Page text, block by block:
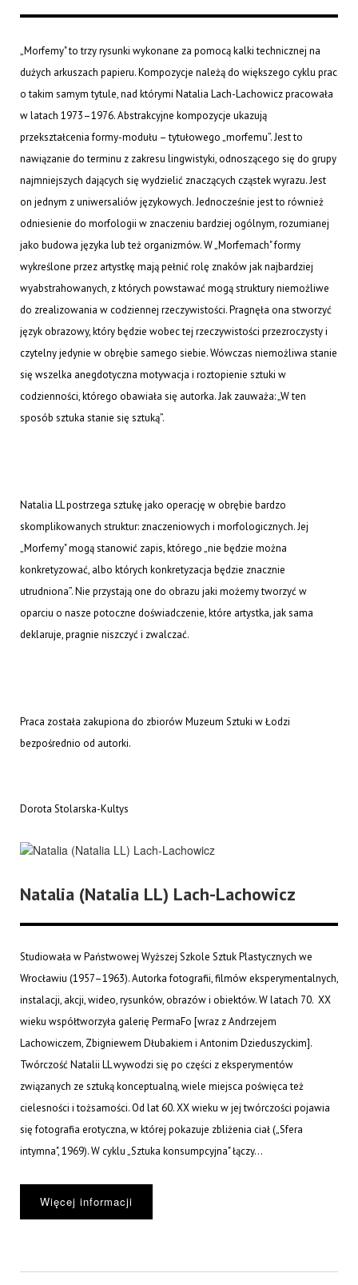
„Morfemy" to trzy rysunki wykonane za pomocą kalki technicznej na
dużych arkuszach papieru. Kompozycje należą do większego cyklu prac
o takim samym tytule, nad którymi Natalia Lach-Lachowicz pracowała
w latach 1973–1976. Abstrakcyjne kompozycje ukazują
przekształcenia formy-modułu – tytułowego „morfemu”. Jest to
nawiązanie do terminu z zakresu lingwistyki, odnoszącego się do grupy
najmniejszych dających się wydzielić znaczących cząstek wyrazu. Jest
on jednym z uniwersaliów językowych. Jednocześnie jest to również
odniesienie do morfologii w znaczeniu bardziej ogólnym, rozumianej
jako budowa języka lub też organizmów. W „Morfemach" formy
wykreślone przez artystkę mają pełnić rolę znaków jak najbardziej
wyabstrahowanych, z których powstawać mogą struktury niemożliwe
do zrealizowania w codziennej rzeczywistości. Pragnęła ona stworzyć
język obrazowy, który będzie wobec tej rzeczywistości przezroczysty i
czytelny jedynie w obrębie samego siebie. Wówczas niemożliwa stanie
się wszelka anegdotyczna motywacja i roztopienie sztuki w
codzienności, którego obawiała się autorka. Jak zauważa: „W ten
sposób sztuka stanie się sztuką”.
Natalia LL postrzega sztukę jako operację w obrębie bardzo
skomplikowanych struktur: znaczeniowych i morfologicznych. Jej
„Morfemy" mogą stanowić zapis, którego „nie będzie można
konkretyzować, albo których konkretyzacja będzie znacznie
utrudniona”. Nie przystają one do obrazu jaki możemy tworzyć w
oparciu o nasze potoczne doświadczenie, które artystka, jak sama
deklaruje, pragnie niszczyć i zwalczać.
Praca została zakupiona do zbiorów Muzeum Sztuki w Łodzi
bezpośrednio od autorki.
Dorota Stolarska-Kultys
Natalia (Natalia LL) Lach-Lachowicz
Studiowała w Państwowej Wyższej Szkole Sztuk Plastycznych we
Wrocławiu (1957–1963). Autorka fotografii, filmów eksperymentalnych,
instalacji, akcji, wideo, rysunków, obrazów i obiektów. W latach 70. XX
wieku współtworzyła galerię PermaFo [wraz z Andrzejem
Lachowiczem, Zbigniewem Dłubakiem i Antonim Dzieduszyckim].
Twórczość Natalii LL wywodzi się po części z eksperymentów
związanych ze sztuką konceptualną, wiele miejsca poświęca też
cielesności i tożsamości. Od lat 60. XX wieku w jej twórczości pojawia
się fotografia erotyczna, w której pokazuje zbliżenia ciał („Sfera
intymna", 1969). W cyklu „Sztuka konsumpcyjna" łączy...
Więcej informacji